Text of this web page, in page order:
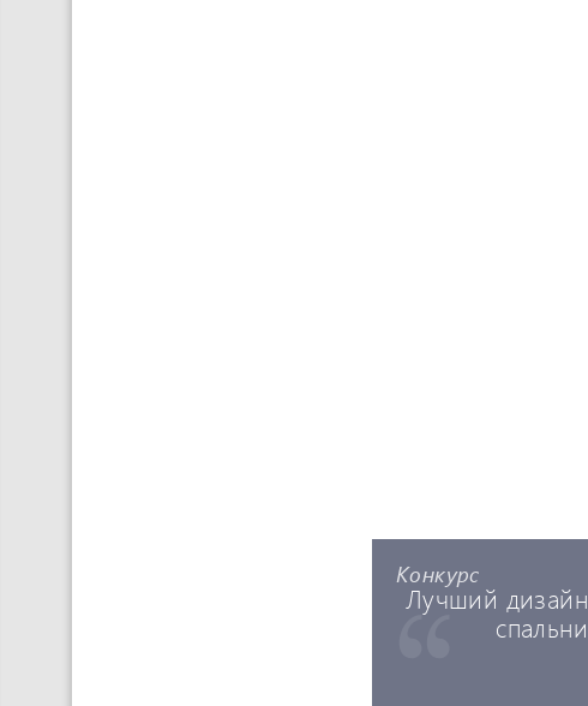
Конкурс
Лучший дизайн
спальни